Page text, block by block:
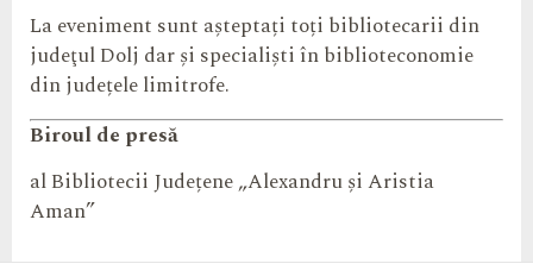
La eveniment sunt așteptați toți bibliotecarii din
judeţul Dolj dar și specialiști în biblioteconomie
din județele limitrofe.
Biroul de presă
al Bibliotecii Județene „Alexandru și Aristia
Aman”